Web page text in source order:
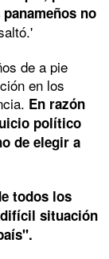
no
de a pie
en los
En razón
político
de elegir a
todos los
difícil situación